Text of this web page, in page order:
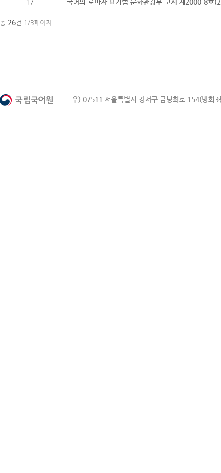
17 국어의 로마자 표기법 문화관광부 고시 제2000-8호
총 26건 1/3페이지
우) 07511 서울특별시 강서구 금낭화로 154(방화3